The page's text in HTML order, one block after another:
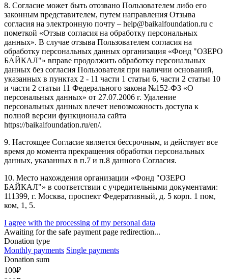
8. Согласие может быть отозвано Пользователем либо его
законным представителем, путем направления Отзыва
согласия на электронную почту – help@baikalfoundation.ru с
пометкой «Отзыв согласия на обработку персональных
данных». В случае отзыва Пользователем согласия на
обработку персональных данных организация «Фонд "ОЗЕРО
БАЙКАЛ"» вправе продолжить обработку персональных
данных без согласия Пользователя при наличии оснований,
указанных в пунктах 2 - 11 части 1 статьи 6, части 2 статьи 10
и части 2 статьи 11 Федерального закона №152-ФЗ «О
персональных данных» от 27.07.2006 г. Удаление
персональных данных влечет невозможность доступа к
полной версии функционала сайта
https://baikalfoundation.ru/en/.
9. Настоящее Согласие является бессрочным, и действует все
время до момента прекращения обработки персональных
данных, указанных в п.7 и п.8 данного Согласия.
10. Место нахождения организации «Фонд "ОЗЕРО
БАЙКАЛ"» в соответствии с учредительными документами:
111399, г. Москва, проспект Федеративный, д. 5 корп. 1 пом,
ком, 1, 5.
I agree with the processing of my personal data
Awaiting for the safe payment page redirection...
Donation type
Monthly payments Single payments
Donation sum
100₽